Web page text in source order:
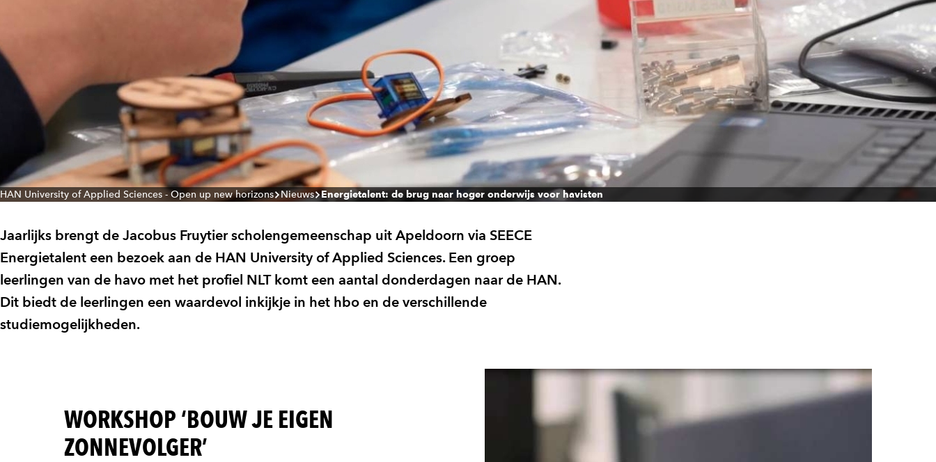
HAN University of Applied Sciences - Open up new horizons Nieuws Energietalent: de brug naar hoger onderwijs voor havisten
Jaarlijks brengt de Jacobus Fruytier scholengemeenschap uit Apeldoorn via SEECE
Energietalent een bezoek aan de HAN University of Applied Sciences. Een groep
leerlingen van de havo met het profiel NLT komt een aantal donderdagen naar de HAN.
Dit biedt de leerlingen een waardevol inkijkje in het hbo en de verschillende
studiemogelijkheden.
WORKSHOP ‘BOUW JE EIGEN
ZONNEVOLGER’